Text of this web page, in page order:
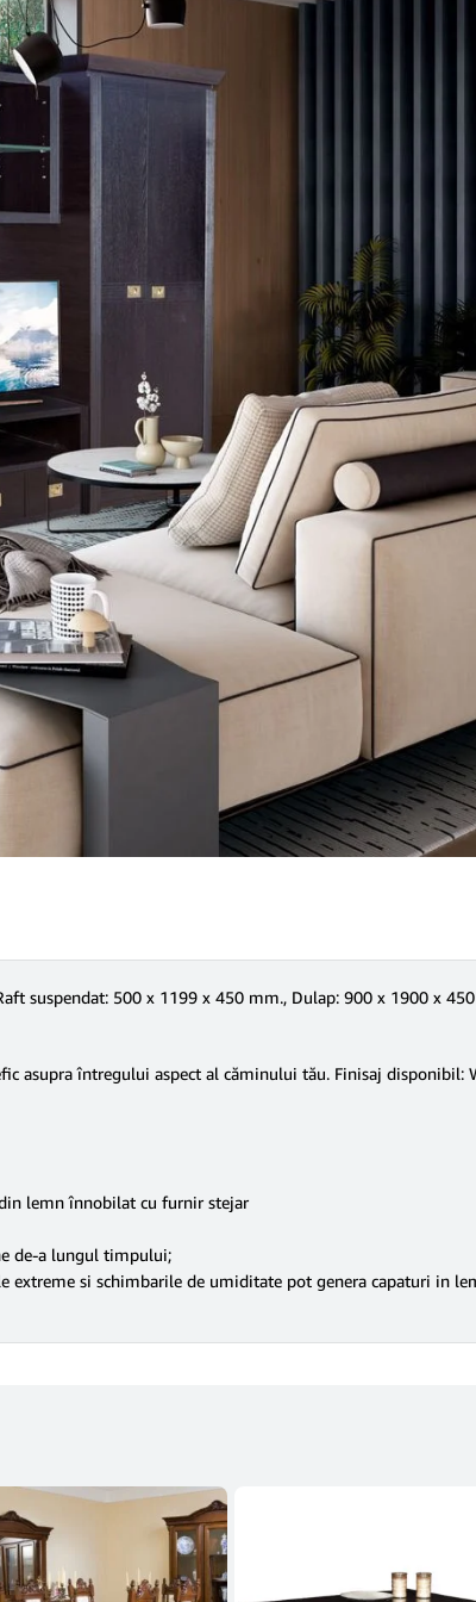
suspendat: 500 x 1199 x 450 mm., Dulap: 900 x 1900 x
asupra întregului aspect al căminului tău. Finisaj disponibil:
lemn înnobilat cu furnir stejar
de-a lungul timpului;
extreme si schimbarile de umiditate pot genera capaturi in